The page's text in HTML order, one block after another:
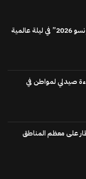
صيدلي لمواطن في
على معظم المناطق